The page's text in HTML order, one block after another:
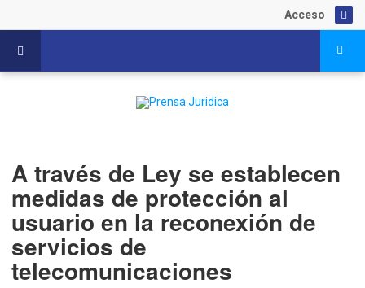
Acceso
A través de Ley se establecen
medidas de protección al
usuario en la reconexión de
servicios de
telecomunicaciones